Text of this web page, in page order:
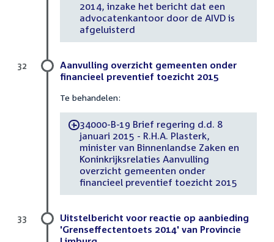
2014, inzake het bericht dat een
advocatenkantoor door de AIVD is
afgeluisterd
Aanvulling overzicht gemeenten onder
financieel preventief toezicht 2015
Te behandelen:
-34000-B-19 Brief regering d.d. 8
januari 2015 - R.H.A. Plasterk,
minister van Binnenlandse Zaken en
Koninkrijksrelaties Aanvulling
overzicht gemeenten onder
financieel preventief toezicht 2015
32
Uitstelbericht voor reactie op aanbieding
'Grenseffectentoets 2014' van Provincie
33